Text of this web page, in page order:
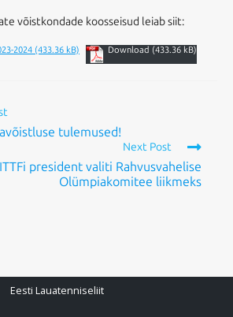
võistkondade koosseisud leiab siit:
2024 Download
tulemused!
Next Post
ITTFi president valiti Rahvusvahelise
Olümpiakomitee liikmeks
Eesti Lauatenniseliit